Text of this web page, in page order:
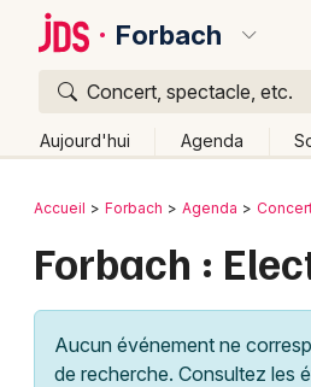
Forbach
Concert, spectacle, etc.
Aujourd'hui Agenda
Publier un événement
Grands événements
Bordeaux
Lille
Retour
Accueil Forbach Agenda
Forbach :
Aucun événement ne
de recherche. Consultez les
Quoi ?
Où ?
Près de moi
Changer de lieu
Quand ?
Ce week-